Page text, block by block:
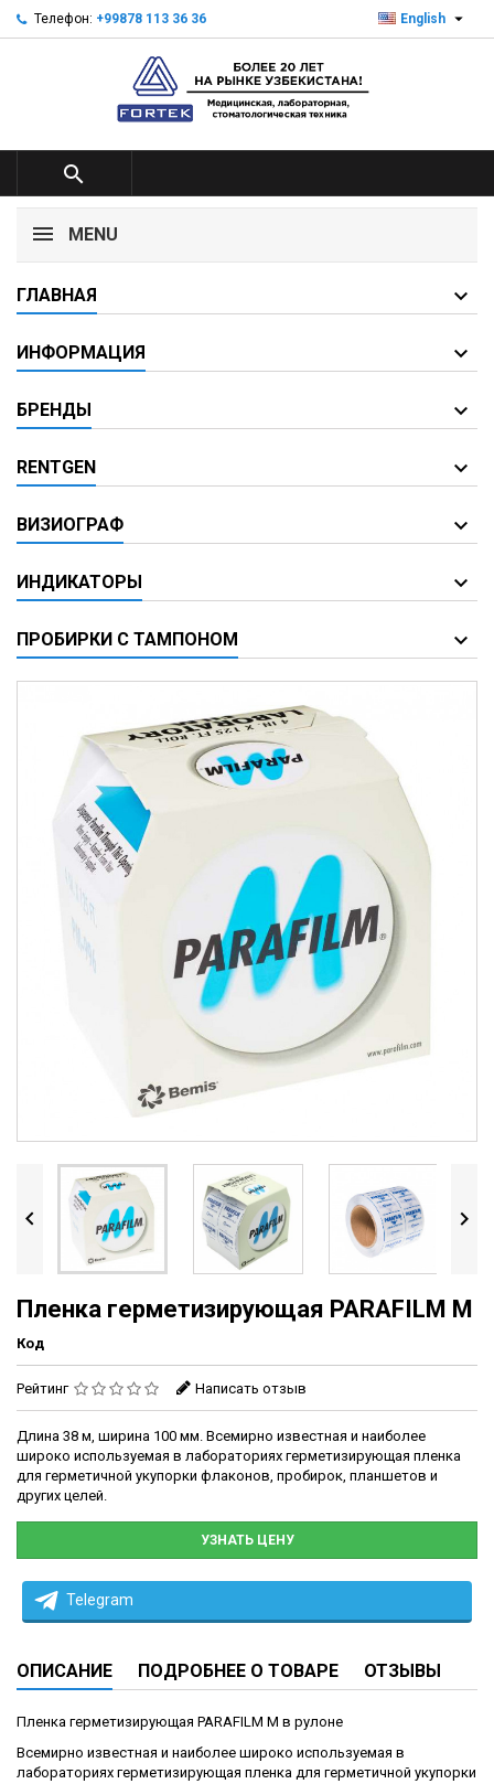
Телефон: +99878 113 36 36 English 

MENU
ГЛАВНАЯ
ИНФОРМАЦИЯ
БРЕНДЫ
RENTGEN
ВИЗИОГРАФ
ИНДИКАТОРЫ
ПРОБИРКИ С ТАМПОНОМ
 
Пленка герметизирующая PARAFILM M
Код
Рейтинг Написать отзыв
Длина 38 м, ширина 100 мм. Всемирно известная и наиболее
широко используемая в лабораториях герметизирующая пленка
для герметичной укупорки флаконов, пробирок, планшетов и
других целей.
УЗНАТЬ ЦЕНУ
Telegram
ОПИСАНИЕ ПОДРОБНЕЕ О ТОВАРЕ ОТЗЫВЫ
Пленка герметизирующая PARAFILM M в рулоне
Всемирно известная и наиболее широко используемая в
лабораториях герметизирующая пленка для герметичной укупорки